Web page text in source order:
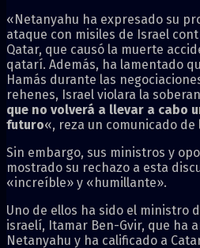
«Netanyahu ha expresado su
ataque con misiles de Israel
Qatar, que causó la muerte
qatarí. Además, ha lamentado
Hamás durante las
rehenes, Israel violara la
que no volverá a llevar a cabo
futuro«, reza un comunicado de
Sin embargo, sus ministros y
mostrado su rechazo a esta
«increíble» y «humillante».
Uno de ellos ha sido el ministro
israelí, Itamar Ben-Gvir, que ha
Netanyahu y ha calificado a